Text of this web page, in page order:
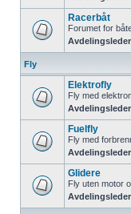
Racerbåt
Forumet for
Fly
Elektrofly
Fly med
Fuelfly
Fly med
Glidere
Fly uten motor